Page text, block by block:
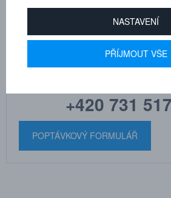
MARTIN
DRHOLEC
technické poradenství
+420 731
POPTÁVKOVÝ FORMULÁŘ
NASTAVENÍ
PŘÍJMOUT VŠE